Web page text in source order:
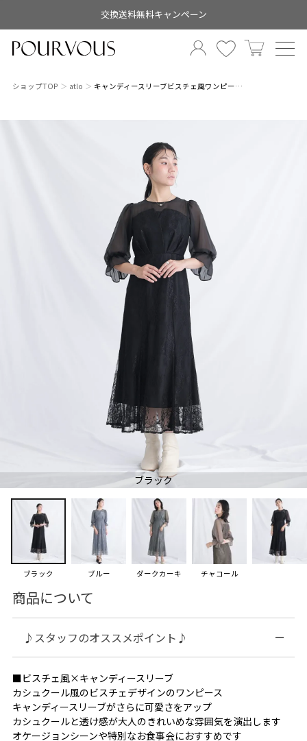
交換送料無料キャンペーン
ショップTOP atlo キャンディースリーブビスチェ風ワンピー…
ブラック
ブラック ブルー ダークカーキ チャコール
商品について
♪スタッフのオススメポイント♪
■ビスチェ風×キャンディースリーブ
カシュクール風のビスチェデザインのワンピース
キャンディースリーブがさらに可愛さをアップ
カシュクールと透け感が大人のきれいめな雰囲気を演出します
オケージョンシーンや特別なお食事会におすすめです